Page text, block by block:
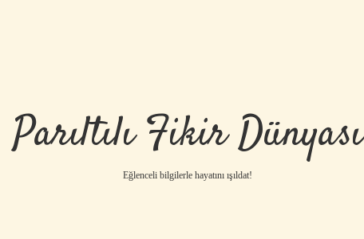
Parıltılı Fikir Dünyası
Eğlenceli bilgilerle hayatını ışıldat!